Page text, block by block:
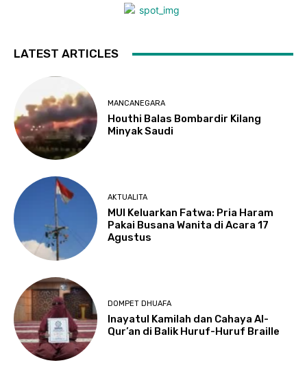
LATEST ARTICLES
MANCANEGARA
Houthi Balas Bombardir Kilang
Minyak Saudi
AKTUALITA
MUI Keluarkan Fatwa: Pria Haram
Pakai Busana Wanita di Acara 17
Agustus
DOMPET DHUAFA
Inayatul Kamilah dan Cahaya Al-
Qur’an di Balik Huruf-Huruf Braille